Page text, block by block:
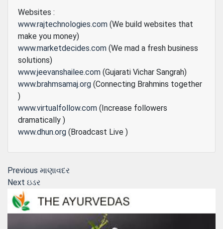
Websites :
www.rajtechnologies.com (We build websites that
make you money)
www.marketdecides.com (We mad a fresh business
solutions)
www.jeevanshailee.com (Gujarati Vichar Sangrah)
www.brahmsamaj.org (Connecting Brahmins together
)
www.virtualfollow.com (Increase followers
dramatically )
www.dhun.org (Broadcast Live )
Post
navigation
Previous Previous
post:
માણાવદર
Next Next
ઇડર